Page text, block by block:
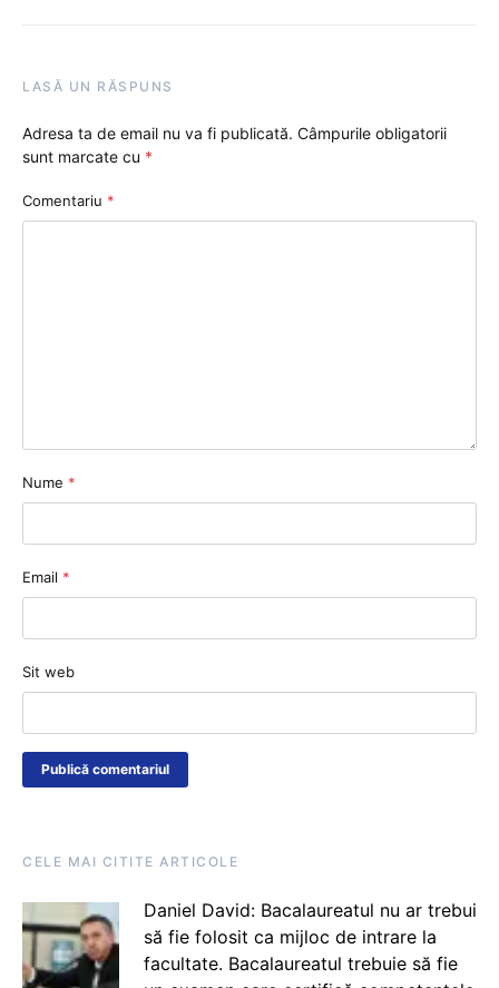
LASĂ UN RĂSPUNS
Adresa ta de email nu va fi publicată. Câmpurile obligatorii
sunt marcate cu *
Comentariu *
Nume *
Email *
Sit web
CELE MAI CITITE ARTICOLE
Daniel David: Bacalaureatul nu ar trebui
să fie folosit ca mijloc de intrare la
facultate. Bacalaureatul trebuie să fie